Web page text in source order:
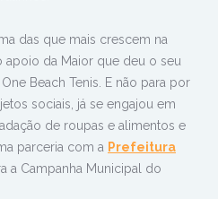
das que mais crescem na
apoio da Maior que deu o seu
Beach Tenis. E não para por
sociais, já se engajou em
de roupas e alimentos e
parceria com a Prefeitura
a Campanha Municipal do